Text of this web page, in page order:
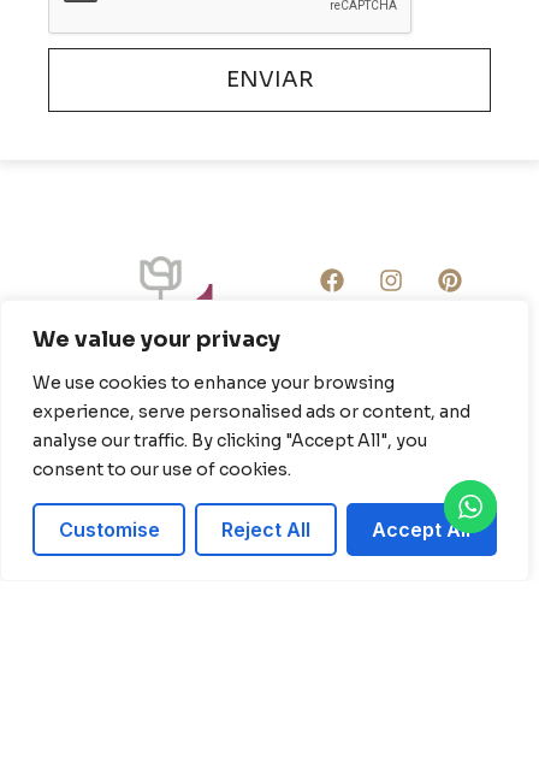
We value your privacy
We use cookies to enhance your browsing
experience, serve personalised ads or content, and
analyse our traffic. By clicking "Accept All", you
consent to our use of cookies.
Customise Reject All Accept All
ENVIAR
LINKS
Home
Galeria
CATÁLOGO
Decoração
Completa
Decoração
Mesa Bolo
Decoração
SOBRE NÓS
Somos
Uma
especializada
em
decoração
PREMIAÇÕES